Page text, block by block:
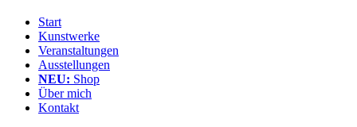
Start
Kunstwerke
Veranstaltungen
Ausstellungen
NEU: Shop
Über mich
Kontakt